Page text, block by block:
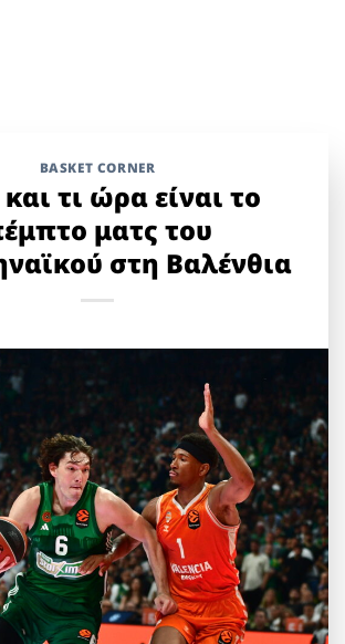
BASKET CORNER
τι ώρα είναι το
ματς του
στη Βαλένθια